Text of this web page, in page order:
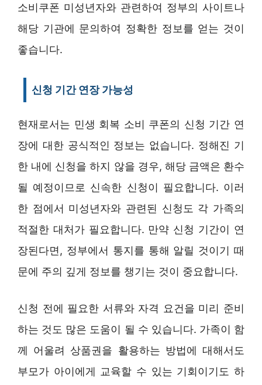
소비쿠폰 미성년자와 관련하여 정부의 사이트나
해당 기관에 문의하여 정확한 정보를 얻는 것이
좋습니다.
신청 기간 연장 가능성
현재로서는 민생 회복 소비 쿠폰의 신청 기간 연
장에 대한 공식적인 정보는 없습니다. 정해진 기
한 내에 신청을 하지 않을 경우, 해당 금액은 환수
될 예정이므로 신속한 신청이 필요합니다. 이러
한 점에서 미성년자와 관련된 신청도 각 가족의
적절한 대처가 필요합니다. 만약 신청 기간이 연
장된다면, 정부에서 통지를 통해 알릴 것이기 때
문에 주의 깊게 정보를 챙기는 것이 중요합니다.
신청 전에 필요한 서류와 자격 요건을 미리 준비
하는 것도 많은 도움이 될 수 있습니다. 가족이 함
께 어울려 상품권을 활용하는 방법에 대해서도
부모가 아이에게 교육할 수 있는 기회이기도 하